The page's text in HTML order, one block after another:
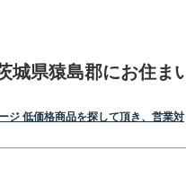
城県猿島郡にお住ま
ジ 低価格商品を探して頂き、営業対